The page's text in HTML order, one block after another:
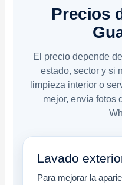
Precios
El precio depende
estado, sector y si
limpieza interior o
mejor, envía fotos
Lavado
Para mejorar la